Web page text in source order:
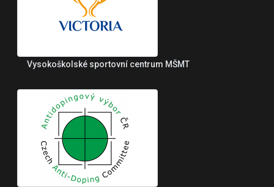
Vysokoškolské sportovní centrum MŠMT